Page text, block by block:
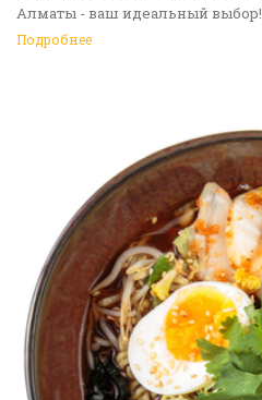
Алматы - ваш идеальный выбор!
Подробнее